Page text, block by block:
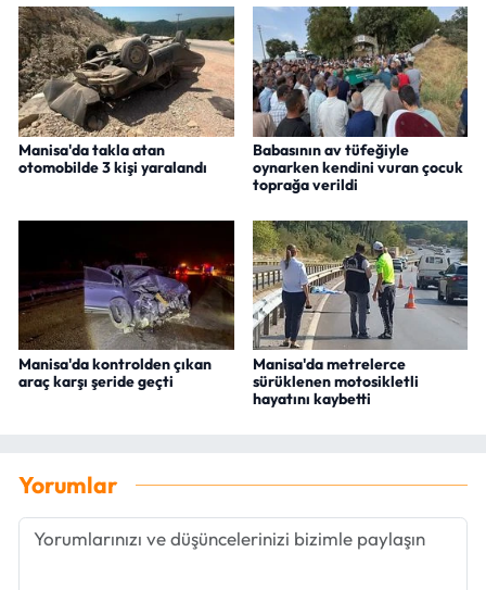
Manisa'da takla atan
otomobilde 3 kişi yaralandı
Babasının av tüfeğiyle
oynarken kendini vuran çocuk
toprağa verildi
Manisa'da kontrolden çıkan
araç karşı şeride geçti
Manisa'da metrelerce
sürüklenen motosikletli
hayatını kaybetti
Yorumlar